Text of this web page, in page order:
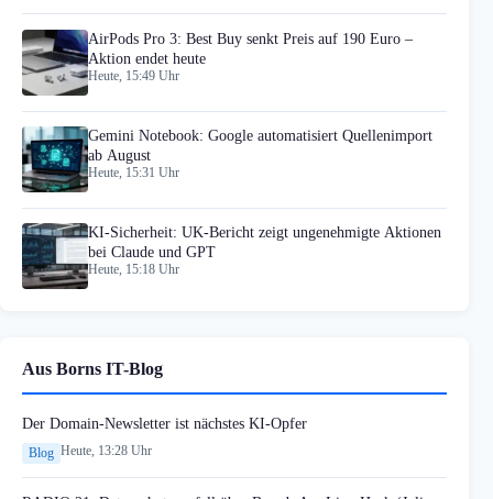
AirPods Pro 3: Best Buy senkt Preis auf 190 Euro –
Aktion endet heute
Heute, 15:49 Uhr
Gemini Notebook: Google automatisiert Quellenimport
ab August
Heute, 15:31 Uhr
KI-Sicherheit: UK-Bericht zeigt ungenehmigte Aktionen
bei Claude und GPT
Heute, 15:18 Uhr
Aus Borns IT-Blog
Der Domain-Newsletter ist nächstes KI-Opfer
Blog Heute, 13:28 Uhr